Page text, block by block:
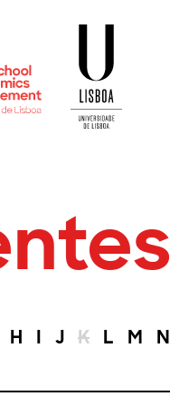
H I J K L M N